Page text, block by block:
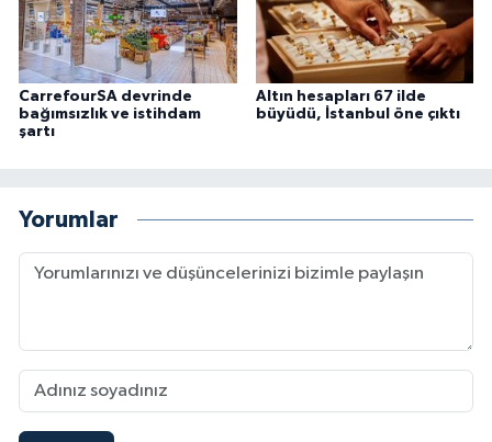
CarrefourSA devrinde
bağımsızlık ve istihdam
şartı
Altın hesapları 67 ilde
büyüdü, İstanbul öne çıktı
Yorumlar